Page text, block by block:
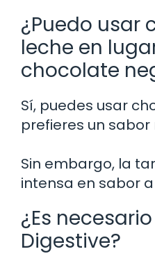
¿Puedo usar
leche en
chocolate
Sí, puedes usar
prefieres un sabor
Sin embargo, la
intensa en sabor
¿Es
Digestive?